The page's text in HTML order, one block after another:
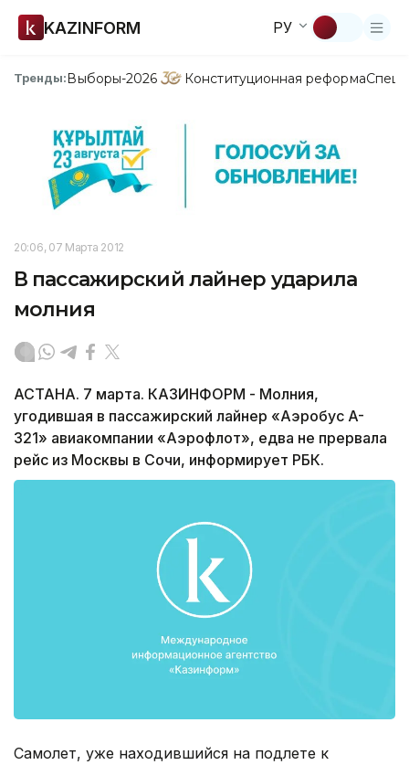
KAZINFORM РУ
Тренды:Выборы-2026 Конституционная реформа
20:06, 07 Марта 2012
В пассажирский лайнер ударила
молния
АСТАНА. 7 марта. КАЗИНФОРМ - Молния,
угодившая в пассажирский лайнер «Аэробус A-
321» авиакомпании «Аэрофлот», едва не прервала
рейс из Москвы в Сочи, информирует РБК.
Самолет, уже находившийся на подлете к